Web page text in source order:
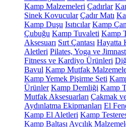
Kamp Malzemeleri Çadırlar
Sinek Kovucular Çadır Matı
Kamp Duşu Isıtıcılar Kamp
Çubuğu Kamp Tuvaleti Kamp
Aksesuarı Sırt Çantası Hayatta
Aletleri Pilates, Yoga ve
Fitness ve Kardiyo Ürünleri
Bavul Kamp Mutfak
Kamp Yemek Pişirme Seti
Ürünler Kamp Demliği Kamp
Mutfak Aksesuarları Çakmak
Aydınlatma Ekipmanları El
Kamp El Aletleri Kamp
Kamp Baltası Avcılık